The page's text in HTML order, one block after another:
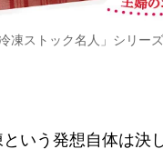
凍ストック名人」シリーズ
いう発想自体は決